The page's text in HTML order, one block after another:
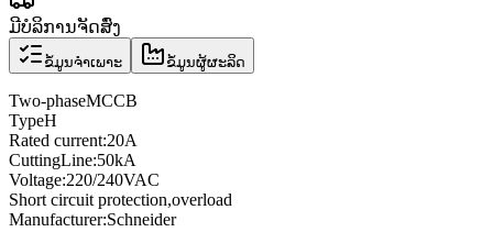
ມີບໍລິການຈັດສົ່ງ
ຂໍ້ມູນຈຳເພາະ ຂໍ້ມູນຜູ້ຜະລິດ
Two-phaseMCCB
TypeH
Rated current:20A
CuttingLine:50kA
Voltage:220/240VAC
Short circuit protection,overload
Manufacturer:Schneider